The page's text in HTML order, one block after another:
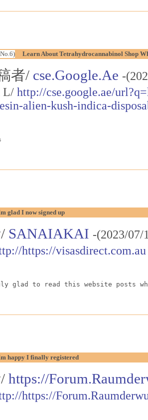
Learn About Tetrahydrocannabinol Shop
者/ cse.Google.Ae -
L/ http://cse.google.ae/
alien-kush-indica-
glad I now signed up
SANAIAKAI -(2023/
https://visasdirect.com.au
glad to read this website posts
happy I finally registered
https://
https://